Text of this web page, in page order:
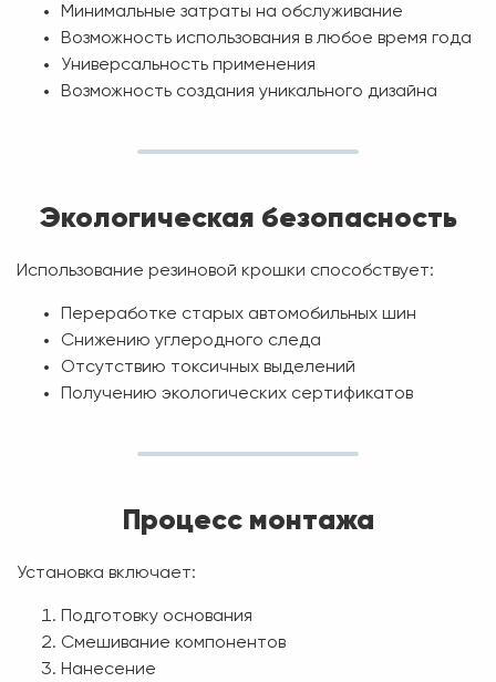
Минимальные затраты на обслуживание
Возможность использования в любое время года
Универсальность применения
Возможность создания уникального дизайна
Экологическая безопасность
Использование резиновой крошки способствует:
Переработке старых автомобильных шин
Снижению углеродного следа
Отсутствию токсичных выделений
Получению экологических сертификатов
Процесс монтажа
Установка включает:
Подготовку основания
Смешивание компонентов
Нанесение